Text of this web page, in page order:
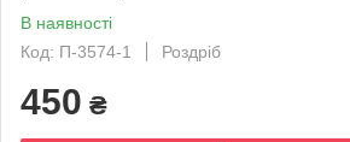
В наявності
Код: П-3574-1
Роздріб
450 ₴